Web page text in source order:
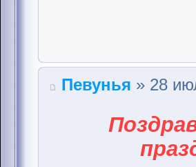
Певунья » 28